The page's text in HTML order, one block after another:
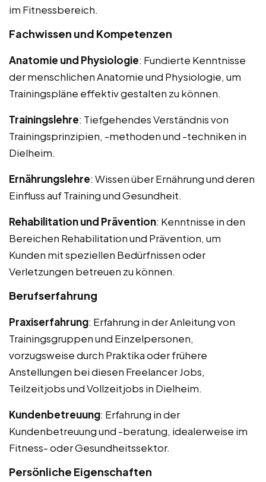
im Fitnessbereich.
Fachwissen und Kompetenzen
Anatomie und Physiologie: Fundierte Kenntnisse
der menschlichen Anatomie und Physiologie, um
Trainingspläne effektiv gestalten zu können.
Trainingslehre: Tiefgehendes Verständnis von
Trainingsprinzipien, -methoden und -techniken in
Dielheim.
Ernährungslehre: Wissen über Ernährung und deren
Einfluss auf Training und Gesundheit.
Rehabilitation und Prävention: Kenntnisse in den
Bereichen Rehabilitation und Prävention, um
Kunden mit speziellen Bedürfnissen oder
Verletzungen betreuen zu können.
Berufserfahrung
Praxiserfahrung: Erfahrung in der Anleitung von
Trainingsgruppen und Einzelpersonen,
vorzugsweise durch Praktika oder frühere
Anstellungen bei diesen Freelancer Jobs,
Teilzeitjobs und Vollzeitjobs in Dielheim.
Kundenbetreuung: Erfahrung in der
Kundenbetreuung und -beratung, idealerweise im
Fitness- oder Gesundheitssektor.
Persönliche Eigenschaften